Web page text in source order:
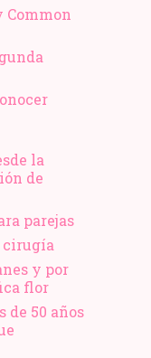
Common
la
de
parejas
cirugía
y por
flor
de 50 años